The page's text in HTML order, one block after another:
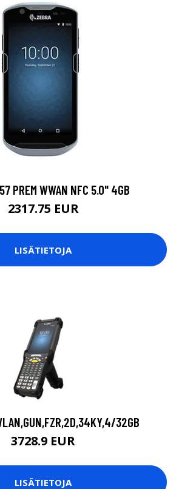
PREM WWAN NFC 5.0" 4GB
2317.75 EUR
LISÄTIETOJA
32GB
3728.9 EUR
LISÄTIETOJA